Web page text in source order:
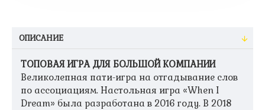
ОПИСАНИЕ
ТОПОВАЯ ИГРА ДЛЯ БОЛЬШОЙ КОМПАНИИ
Великолепная пати-игра на отгадывание слов
по ассоциациям. Настольная игра «When I
Dream» была разработана в 2016 году. В 2018